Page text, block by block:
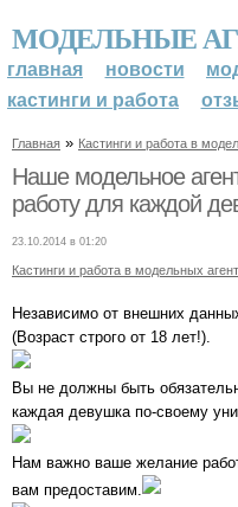
МОДЕЛЬНЫЕ
главная новости
кастинги и работа
Главная » Кастинги и работа в
Наше модельное
работу для каждой
23.10.2014 в 01:20
Кастинги и работа в модельных
Независимо от внешних
(Возраст строго от 18 лет!).
Вы не должны быть
каждая девушка по-своему
Нам важно ваше желание
вам предоставим.